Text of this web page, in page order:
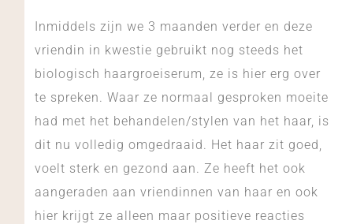
Inmiddels zijn we 3 maanden verder en deze
vriendin in kwestie gebruikt nog steeds het
biologisch haargroeiserum, ze is hier erg over
te spreken. Waar ze normaal gesproken moeite
had met het behandelen/stylen van het haar, is
dit nu volledig omgedraaid. Het haar zit goed,
voelt sterk en gezond aan. Ze heeft het ook
aangeraden aan vriendinnen van haar en ook
hier krijgt ze alleen maar positieve reacties